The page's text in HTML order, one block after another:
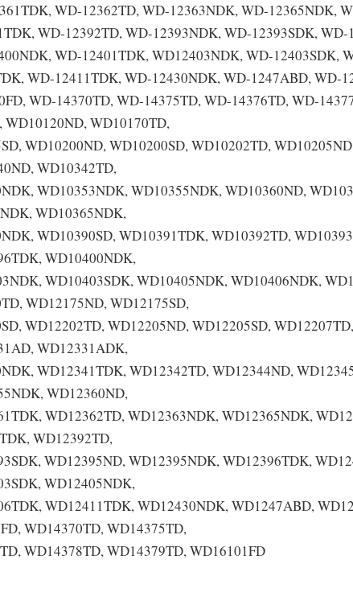
WD-12362TD, WD-12363NDK, WD-12365NDK,
WD-12392TD, WD-12393NDK, WD-12393SDK,
WD-12401TDK, WD12403NDK, WD-12403SDK,
WD-12411TDK, WD-12430NDK, WD-1247ABD, WD-
WD-14370TD, WD-14375TD, WD-14376TD, WD-
WD10120ND, WD10170TD,
WD10200ND, WD10200SD, WD10202TD,
WD10342TD,
WD10353NDK, WD10355NDK, WD10360ND,
WD10365NDK,
WD10390SD, WD10391TDK, WD10392TD,
WD10400NDK,
WD10403SDK, WD10405NDK, WD10406NDK,
WD12175ND, WD12175SD,
WD12202TD, WD12205ND, WD12205SD,
WD12331ADK,
WD12341TDK, WD12342TD, WD12344ND,
WD12360ND,
WD12362TD, WD12363NDK, WD12365NDK,
WD12392TD,
WD12395ND, WD12395NDK, WD12396TDK,
WD12405NDK,
WD12411TDK, WD12430NDK, WD1247ABD,
WD14370TD, WD14375TD,
WD14378TD, WD14379TD, WD16101FD